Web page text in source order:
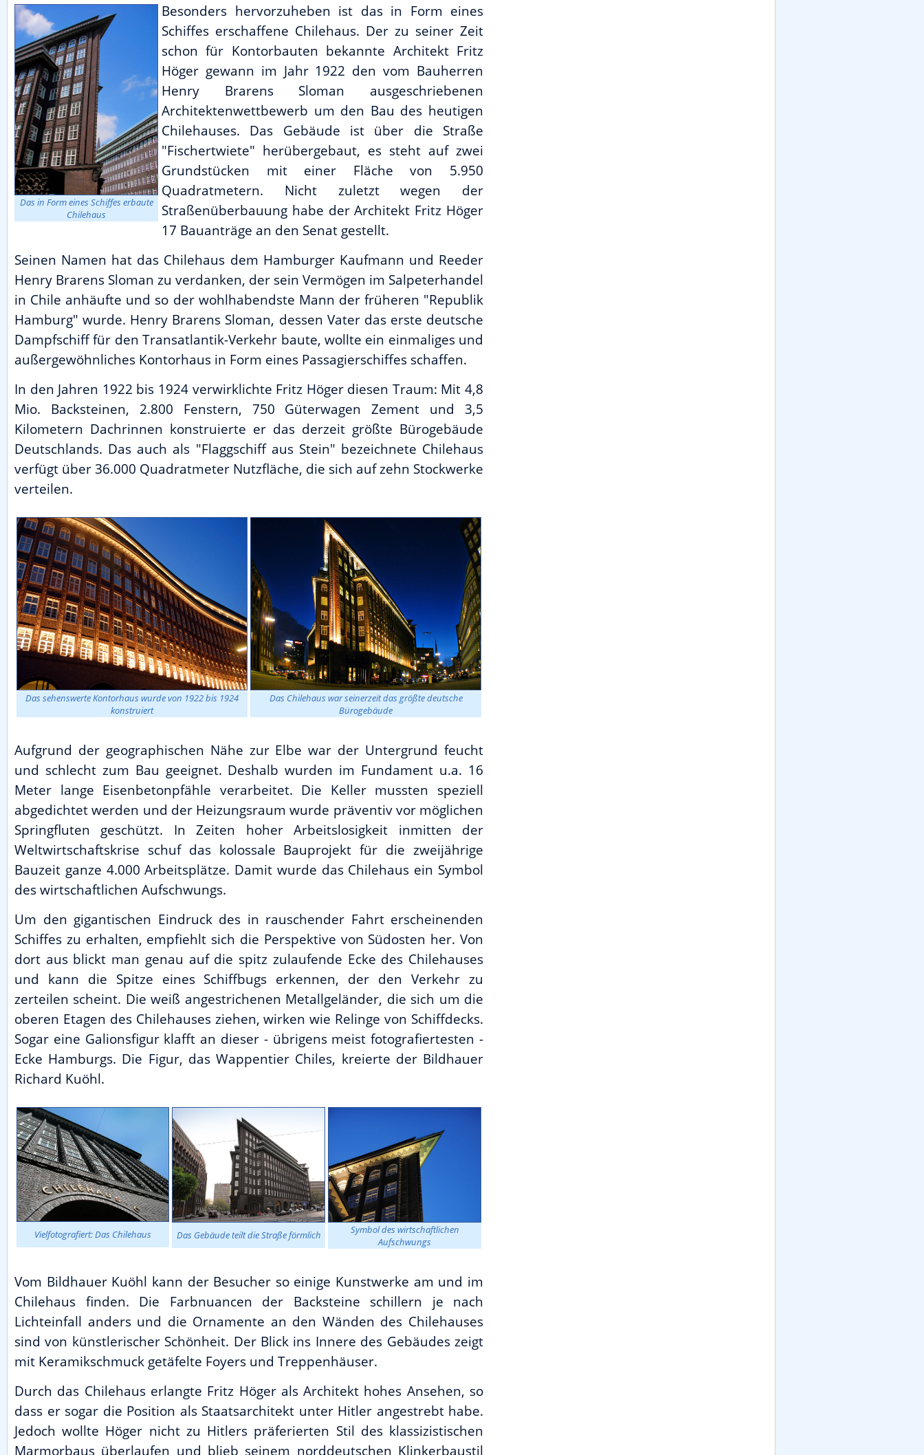
Das in Form eines Schiffes erbaute
Chilehaus
Besonders hervorzuheben ist das in Form eines
Schiffes erschaffene Chilehaus. Der zu seiner Zeit
schon für Kontorbauten bekannte Architekt Fritz
Höger gewann im Jahr 1922 den vom Bauherren
Henry Brarens Sloman ausgeschriebenen
Architektenwettbewerb um den Bau des heutigen
Chilehauses. Das Gebäude ist über die Straße
"Fischertwiete" herübergebaut, es steht auf zwei
Grundstücken mit einer Fläche von 5.950
Quadratmetern. Nicht zuletzt wegen der
Straßenüberbauung habe der Architekt Fritz Höger
17 Bauanträge an den Senat gestellt.
Seinen Namen hat das Chilehaus dem Hamburger Kaufmann und Reeder
Henry Brarens Sloman zu verdanken, der sein Vermögen im Salpeterhandel
in Chile anhäufte und so der wohlhabendste Mann der früheren "Republik
Hamburg" wurde. Henry Brarens Sloman, dessen Vater das erste deutsche
Dampfschiff für den Transatlantik-Verkehr baute, wollte ein einmaliges und
außergewöhnliches Kontorhaus in Form eines Passagierschiffes schaffen.
In den Jahren 1922 bis 1924 verwirklichte Fritz Höger diesen Traum: Mit 4,8
Mio. Backsteinen, 2.800 Fenstern, 750 Güterwagen Zement und 3,5
Kilometern Dachrinnen konstruierte er das derzeit größte Bürogebäude
Deutschlands. Das auch als "Flaggschiff aus Stein" bezeichnete Chilehaus
verfügt über 36.000 Quadratmeter Nutzfläche, die sich auf zehn Stockwerke
verteilen.
Das sehenswerte Kontorhaus wurde von 1922 bis 1924
konstruiert
Das Chilehaus war seinerzeit das größte deutsche
Bürogebäude
Aufgrund der geographischen Nähe zur Elbe war der Untergrund feucht
und schlecht zum Bau geeignet. Deshalb wurden im Fundament u.a. 16
Meter lange Eisenbetonpfähle verarbeitet. Die Keller mussten speziell
abgedichtet werden und der Heizungsraum wurde präventiv vor möglichen
Springfluten geschützt. In Zeiten hoher Arbeitslosigkeit inmitten der
Weltwirtschaftskrise schuf das kolossale Bauprojekt für die zweijährige
Bauzeit ganze 4.000 Arbeitsplätze. Damit wurde das Chilehaus ein Symbol
des wirtschaftlichen Aufschwungs.
Um den gigantischen Eindruck des in rauschender Fahrt erscheinenden
Schiffes zu erhalten, empfiehlt sich die Perspektive von Südosten her. Von
dort aus blickt man genau auf die spitz zulaufende Ecke des Chilehauses
und kann die Spitze eines Schiffbugs erkennen, der den Verkehr zu
zerteilen scheint. Die weiß angestrichenen Metallgeländer, die sich um die
oberen Etagen des Chilehauses ziehen, wirken wie Relinge von Schiffdecks.
Sogar eine Galionsfigur klafft an dieser - übrigens meist fotografiertesten -
Ecke Hamburgs. Die Figur, das Wappentier Chiles, kreierte der Bildhauer
Richard Kuöhl.
Vielfotografiert: Das Chilehaus Das Gebäude teilt die Straße förmlich
Symbol des wirtschaftlichen
Aufschwungs
Vom Bildhauer Kuöhl kann der Besucher so einige Kunstwerke am und im
Chilehaus finden. Die Farbnuancen der Backsteine schillern je nach
Lichteinfall anders und die Ornamente an den Wänden des Chilehauses
sind von künstlerischer Schönheit. Der Blick ins Innere des Gebäudes zeigt
mit Keramikschmuck getäfelte Foyers und Treppenhäuser.
Durch das Chilehaus erlangte Fritz Höger als Architekt hohes Ansehen, so
dass er sogar die Position als Staatsarchitekt unter Hitler angestrebt habe.
Jedoch wollte Höger nicht zu Hitlers präferierten Stil des klassizistischen
Marmorbaus überlaufen und blieb seinem norddeutschen Klinkerbaustil